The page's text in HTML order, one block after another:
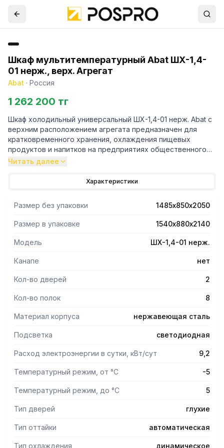
Шкаф мультитемпературный Abat ШХ-1,4-
01 нерж., верх. Агрегат
Abat · Россия
1 262 200 тг
Шкаф холодильный универсальный ШХ-1,4-01 нерж. Abat с
верхним расположением агрегата предназначен для
кратковременного хранения, охлаждения пищевых
продуктов и напитков на предприятиях общественного
питания и торговли. Герметичный цельнозаливной
Толщина стенок камеры 57 мм. Эксплуатация
оттайки (автоматическая оттайка). Герметичный
компрессор Danfoss. Динамическая система охлаждения
обеспечивает равномерное охлаждение продуктов на
всех полках. Уплотнитель с магнитной вставкой
(доводчик) на двери для обеспечения полной
теплоизоляции. Верхнее расположение агрегата
для обслуживания. Механический замок. Лампа подсветки
микропереключатель, отключающий вентилятор
верхней части задней стенки для удобства
Ванна выпаривания конденсата.
Читать далее
Характеристики
Размер без упаковки 1485х850х2050
Размер в упаковке 1540х880х2140
Модель ШХ-1,4-01 нерж.
Канапе нет
Кол-во дверей 2
Кол-во полок 8
Материал корпуса нержавеющая сталь
Подсветка светодиодная
Расход электроэнергии в сутки, кВт/сут 9,2
Температурный режим, от °С -5
Температурный режим, до °С 5
Тип дверей глухие
Тип оттайки автоматическая
Тип охлаждения динамическое